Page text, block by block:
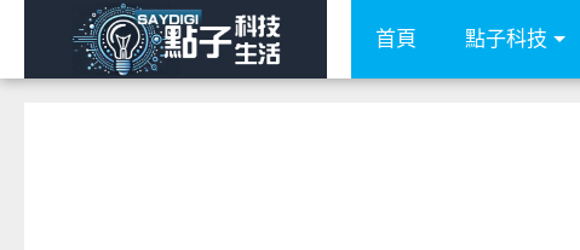
首頁 點子科技